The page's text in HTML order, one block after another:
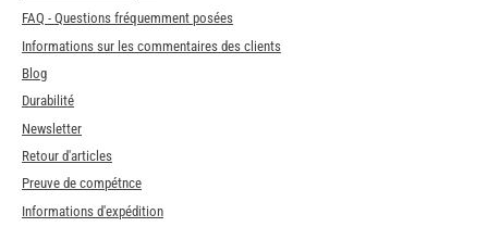
FAQ - Questions fréquemment posées
Informations sur les commentaires des clients
Blog
Durabilité
Newsletter
Retour d'articles
Preuve de compétnce
Informations d'expédition